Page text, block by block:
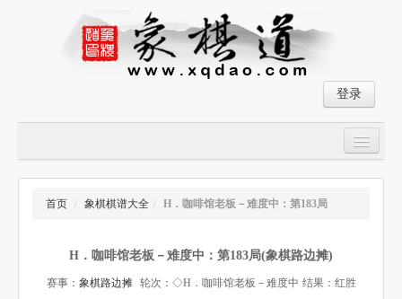
登录
大师对局
象棋棋谱
首页 / 象棋棋谱大全 / H．咖啡馆老板－难度中：第183局
H．咖啡馆老板－难度中：第183局(象棋路边摊)
赛事： 象棋路边摊 轮次：◇H．咖啡馆老板－难度中 结果：红胜